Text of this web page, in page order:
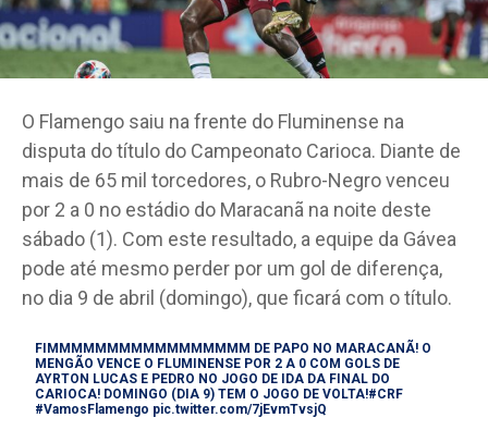
O Flamengo saiu na frente do Fluminense na
disputa do título do Campeonato Carioca. Diante de
mais de 65 mil torcedores, o Rubro-Negro venceu
por 2 a 0 no estádio do Maracanã na noite deste
sábado (1). Com este resultado, a equipe da Gávea
pode até mesmo perder por um gol de diferença,
no dia 9 de abril (domingo), que ficará com o título.
FIMMMMMMMMMMMMMMMMM DE PAPO NO MARACANÃ! O
MENGÃO VENCE O FLUMINENSE POR 2 A 0 COM GOLS DE
AYRTON LUCAS E PEDRO NO JOGO DE IDA DA FINAL DO
CARIOCA! DOMINGO (DIA 9) TEM O JOGO DE VOLTA!#CRF
#VamosFlamengo pic.twitter.com/7jEvmTvsjQ